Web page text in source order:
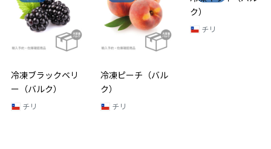
冷凍ブラックベリ
ー（バルク）
チリ
冷凍ピーチ（バル
ク）
チリ